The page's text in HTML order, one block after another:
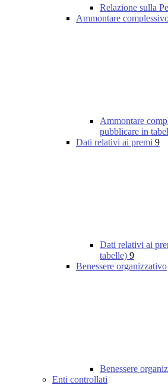
Relazione sulla
Ammontare
Ammontare
pubblicare in
Dati relativi ai premi 9
Dati relativi ai
tabelle) 9
Benessere organizzativo
Benessere
Enti controllati